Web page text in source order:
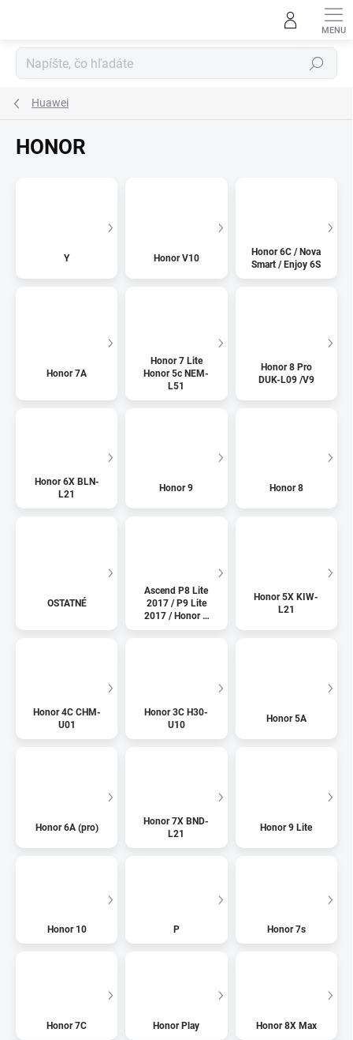
Hľadať
Huawei
HONOR
Y Honor V10
Honor 6C / Nova
Smart / Enjoy 6S
Honor 7A
Honor 7 Lite
Honor 5c NEM-
L51
Honor 8 Pro
DUK-L09 /V9
Honor 6X BLN-
L21
Honor 9 Honor 8
OSTATNÉ
Ascend P8 Lite
2017 / P9 Lite
2017 / Honor 8
lite
Honor 5X KIW-
L21
Honor 4C CHM-
U01
Honor 3C H30-
U10
Honor 5A
Honor 6A (pro)
Honor 7X BND-
L21
Honor 9 Lite
Honor 10 P Honor 7s
Honor 7C Honor Play Honor 8X Max